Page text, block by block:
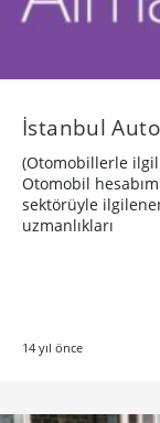
İstanbul
(Otomobillerle
Otomobil
sektörüyle
uzmanlıkları
14 yıl önce